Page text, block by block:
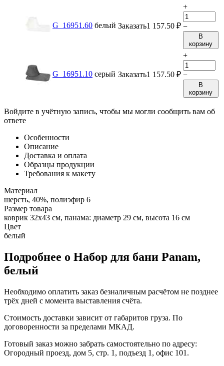
G_16951.60 белый Заказать1 157.50 ₽
+
−
В
корзину
G_16951.10 серый Заказать1 157.50 ₽
+
−
В
корзину
Войдите в учётную запись, чтобы мы могли сообщить вам об
ответе
Особенности
Описание
Доставка и оплата
Образцы продукции
Требования к макету
Материал
шерсть, 40%, полиэфир 6
Размер товара
коврик 32х43 см, панама: диаметр 29 см, высота 16 см
Цвет
белый
Подробнее о Набор для бани Panam,
белый
Необходимо оплатить заказ безналичным расчётом не позднее
трёх дней с момента выставления счёта.
Стоимость доставки зависит от габаритов груза. По
договоренности за пределами МКАД.
Готовый заказ можно забрать самостоятельно по адресу:
Огородный проезд, дом 5, стр. 1, подъезд 1, офис 101.